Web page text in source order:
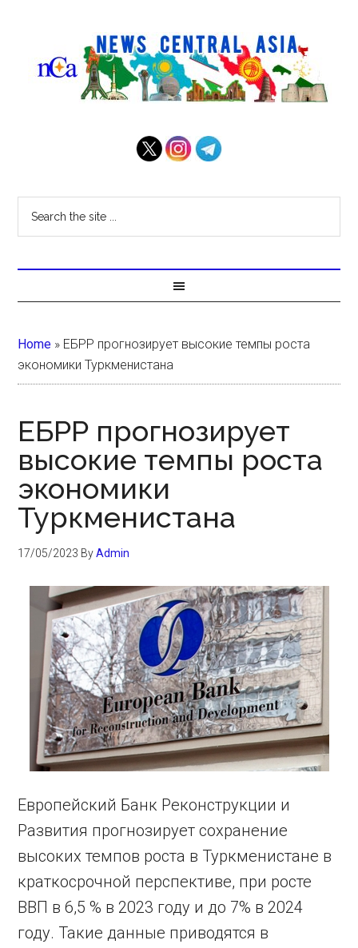
Home » ЕБРР прогнозирует высокие темпы роста
экономики Туркменистана
ЕБРР прогнозирует
высокие темпы роста
экономики
Туркменистана
17/05/2023 ByAdmin
Европейский Банк Реконструкции и
Развития прогнозирует сохранение
высоких темпов роста в Туркменистане в
краткосрочной перспективе, при росте
ВВП в 6,5 % в 2023 году и до 7% в 2024
году. Такие данные приводятся в